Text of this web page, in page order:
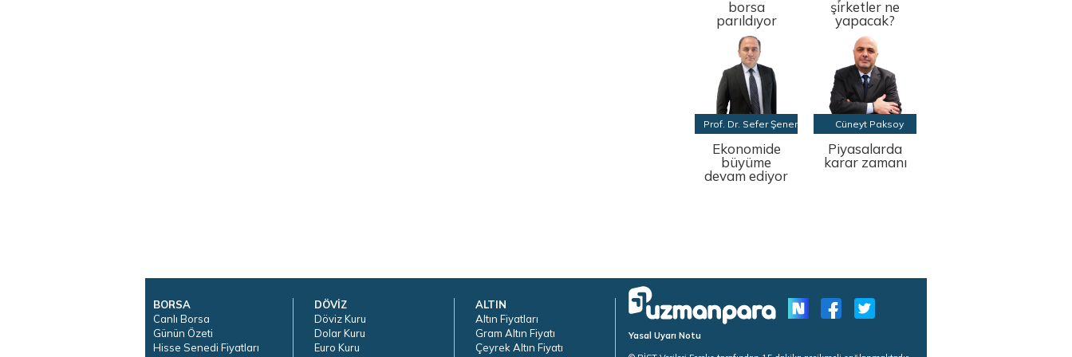
borsa
parıldıyor
şirketler ne
yapacak?
Prof. Dr. Sefer Şener
Ekonomide
büyüme
devam ediyor
Cüneyt Paksoy
Piyasalarda
karar zamanı
BORSA
Canlı Borsa
Günün Özeti
Hisse Senedi Fiyatları
DÖVİZ
Döviz Kuru
Dolar Kuru
Euro Kuru
ALTIN
Altın Fiyatları
Gram Altın Fiyatı
Çeyrek Altın Fiyatı
Yasal Uyarı Notu